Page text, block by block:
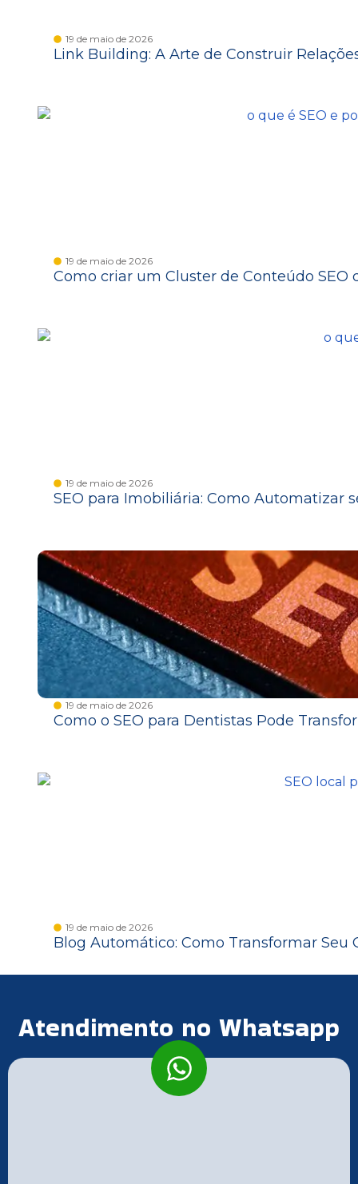
19 de maio de 2026
Link Building: A Arte de Construir
19 de maio de 2026
Como criar um Cluster de Conteúdo SEO
19 de maio de 2026
SEO para Imobiliária: Como Automatizar
19 de maio de 2026
Como o SEO para Dentistas Pode
19 de maio de 2026
Blog Automático: Como Transformar Seu
Atendimento no Whatsapp